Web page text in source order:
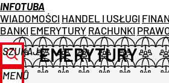
INFOTUBA
WIADOMOŚCI HANDEL I USŁUGI
BANKI EMERYTURY RACHUNKI
SZUKAJ
MENU
EMERYTURY